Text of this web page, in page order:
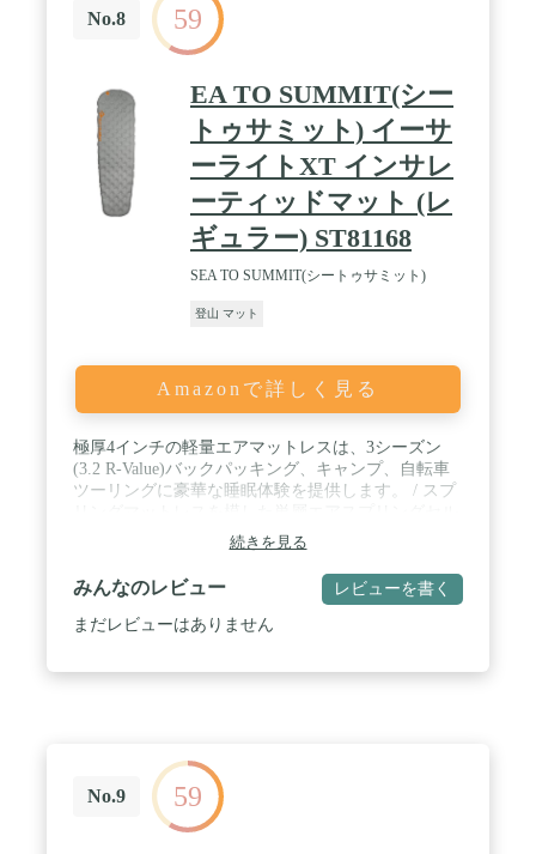
No.8 59
EA TO SUMMIT(シー
トゥサミット) イーサ
ーライトXT インサレ
ーティッドマット (レ
ギュラー) ST81168
SEA TO SUMMIT(シートゥサミット)
登山 マット
Amazonで詳しく見る
極厚4インチの軽量エアマットレスは、3シーズン
(3.2 R-Value)バックパッキング、キャンプ、自転車
ツーリングに豪華な睡眠体験を提供します。 / スプ
構造。柔軟なループを使用して、横向きで寝る方に
最適な大きなエアポケットを作ります。 / 多機能バ
ルブで数回の呼吸で素早く膨らませることができま
す(統合されたAirstreamポンプサックを使用)、一方
向の空気を抜いて素早く梱包し、空気圧を微調整し
るためのスタッフサック、フィールド修理キット、
PillowLockパッチが含まれます。
続きを見る
みんなのレビュー レビューを書く
まだレビューはありません
No.9 59